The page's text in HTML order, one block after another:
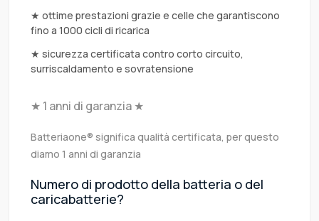
★ ottime prestazioni grazie e celle che garantiscono
fino a 1000 cicli di ricarica
★ sicurezza certificata contro corto circuito,
surriscaldamento e sovratensione
★ 1 anni di garanzia ★
Batteriaone® significa qualità certificata, per questo
diamo 1 anni di garanzia
Numero di prodotto della batteria o del
caricabatterie?